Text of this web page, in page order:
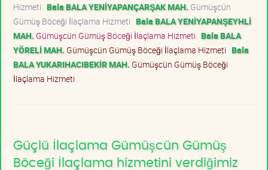
Hizmeti Bala BALA YENİYAPANÇARŞAK MAH. Gümüşcün
Gümüş Böceği İlaçlama Hizmeti Bala BALA YENİYAPANŞEYHLİ
MAH. Gümüşcün Gümüş Böceği İlaçlama Hizmeti Bala BALA
YÖRELİ MAH. Gümüşcün Gümüş Böceği İlaçlama Hizmeti Bala
BALA YUKARIHACIBEKİR MAH. Gümüşcün Gümüş Böceği
İlaçlama Hizmeti
Güçlü İlaçlama Gümüşcün Gümüş
Böceği İlaçlama hizmetini verdiğimiz